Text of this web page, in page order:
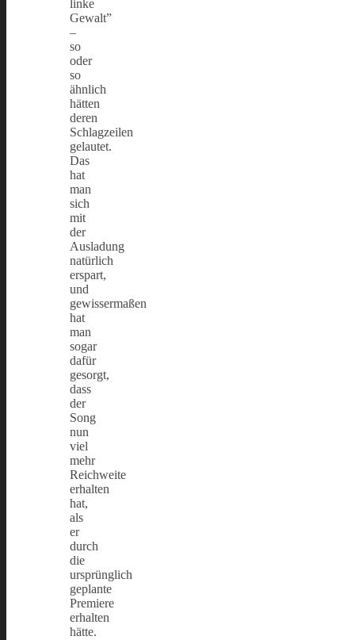
linke
Gewalt”
–
so
oder
so
ähnlich
hätten
deren
Schlagzeilen
gelautet.
Das
hat
man
sich
mit
der
Ausladung
natürlich
erspart,
und
gewissermaßen
hat
man
sogar
dafür
gesorgt,
dass
der
Song
nun
viel
mehr
Reichweite
erhalten
hat,
als
er
durch
die
ursprünglich
geplante
Premiere
erhalten
hätte.